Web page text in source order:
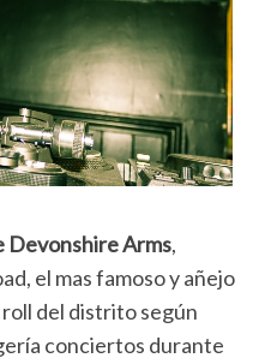
Devonshire Arms,
el mas famoso y añejo
roll del distrito según
conciertos durante